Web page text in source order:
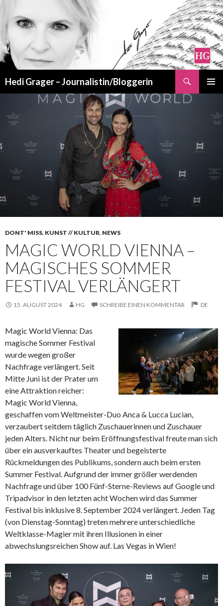
Hedi Grager – Journalistin/Bloggerin
DONT' MISS, KUNST // KULTUR, NEWS
MAGIC WORLD VIENNA –
MAGISCHES SOMMER
FESTIVAL VERLÄNGERT
15. AUGUST 2024 HG SCHREIBE EINEN KOMMENTAR DE
Magic World Vienna: Das
magische Sommer Festival
wurde wegen großer
Nachfrage verlängert. Seit
Mitte Juni ist der Prater um
eine Attraktion reicher:
Magic WorldVienna,
geschaffen vom Weltmeister-Duo Anca & Lucca Lucian,
verzaubert seitdem täglich Zuschauerinnen und Zuschauer
jeden Alters. Nicht nur beim Eröffnungsfestival freute man sich
über ein ausverkauftes Theater und begeisterte
Rückmeldungen des Publikums, sondern auch beim ersten
Summer Festival. Aufgrund der immer größer werdenden
Nachfrage und über 100 Fünf-Sterne-Reviews auf Google und
Tripadvisor in den letzten acht Wochen wird das Summer
Festival bis inklusive 8. September 2024 verlängert. Jeden Tag
(von Dienstag-Sonntag) treten mehrere unterschiedliche
Weltklasse-Magier mit ihren Illusionen in einer
abwechslungsreichen Show auf. Las Vegas in Wien!